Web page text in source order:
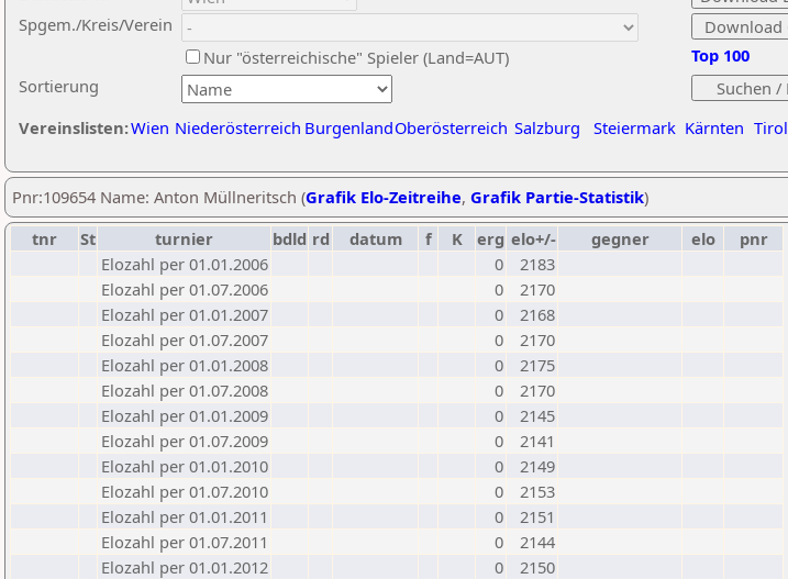
Sortierung
Spgem./Kreis/Verein
Nur "österreichische" Spieler (Land=AUT)
Vereinslisten:Wien Niederösterreich BurgenlandOberösterreich Salzburg Steiermark Kärnten Tirol
Top 100
Pnr:109654 Name: Anton Müllneritsch (Grafik Elo-Zeitreihe, Grafik Partie-Statistik)
tnr
St turnier bdld rd datum f K erg elo+/- gegner elo
pnr
Elozahl per 01.01.2006
0
2183
Elozahl per 01.07.2006
0
2170
Elozahl per 01.01.2007
0
2168
Elozahl per 01.07.2007
0
2170
Elozahl per 01.01.2008
0
2175
Elozahl per 01.07.2008
0
2170
Elozahl per 01.01.2009
0
2145
Elozahl per 01.07.2009
0
2141
Elozahl per 01.01.2010
0
2149
Elozahl per 01.07.2010
0
2153
Elozahl per 01.01.2011
0
2151
Elozahl per 01.07.2011
0
2144
Elozahl per 01.01.2012
0
2150